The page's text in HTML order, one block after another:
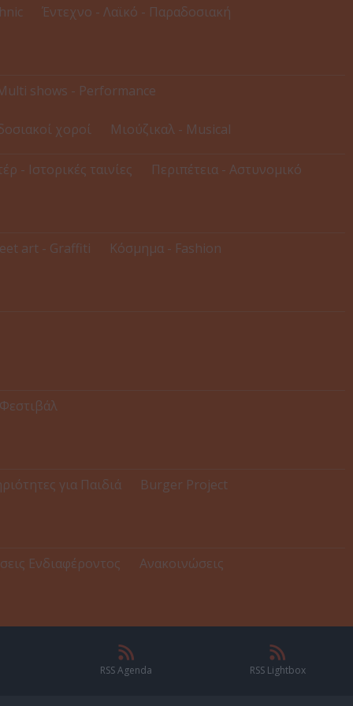
Έντεχνο - Λαϊκό - Παραδοσιακή
shows - Performance
χοροί Μιούζικαλ - Musical
- Ιστορικές ταινίες Περιπέτεια - Αστυνομικό
art - Graffiti Κόσμημα - Fashion
για Παιδιά Burger Project
Ενδιαφέροντος Ανακοινώσεις
RSS Agenda RSS Lightbox